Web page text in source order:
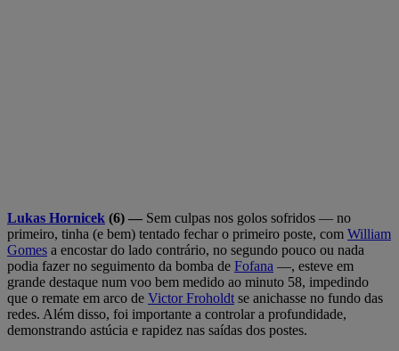
Lukas Hornicek (6) — Sem culpas nos golos sofridos — no
primeiro, tinha (e bem) tentado fechar o primeiro poste, com William
Gomes a encostar do lado contrário, no segundo pouco ou nada
podia fazer no seguimento da bomba de Fofana —, esteve em
grande destaque num voo bem medido ao minuto 58, impedindo
que o remate em arco de Victor Froholdt se anichasse no fundo das
redes. Além disso, foi importante a controlar a profundidade,
demonstrando astúcia e rapidez nas saídas dos postes.